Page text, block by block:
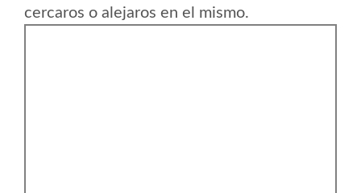
cercaros o alejaros en el mismo.